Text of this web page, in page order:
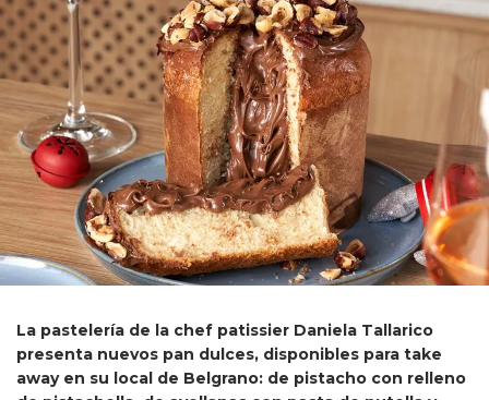
La pastelería de la chef patissier Daniela Tallarico
presenta nuevos pan dulces, disponibles para take
away en su local de Belgrano: de pistacho con relleno